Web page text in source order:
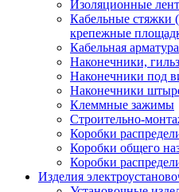
Изоляционные
Кабельные стяжки
крепежные
Кабельная арматура
Наконечники,
Наконечники под
Наконечники
Клеммные зажимы
Строительно-
Коробки
Коробки общего
Коробки
Изделия